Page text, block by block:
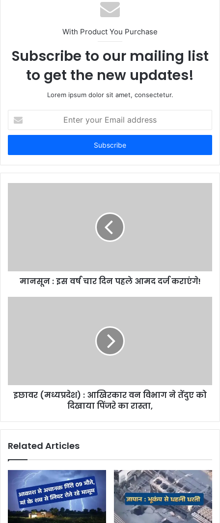
s
i
e
With Product You Purchase
Subscribe to our mailing list
to get the new updates!
Lorem ipsum dolor sit amet, consectetur.
t
r
y
मानसून : इस वर्ष चार दिन पहले आमद दर्ज कराएंगे!
इछावर (मध्यप्रदेश) : आखिरकार वन विभाग ने तेंदुए को
दिखाया पिंजरे का रास्ता,
Related Articles